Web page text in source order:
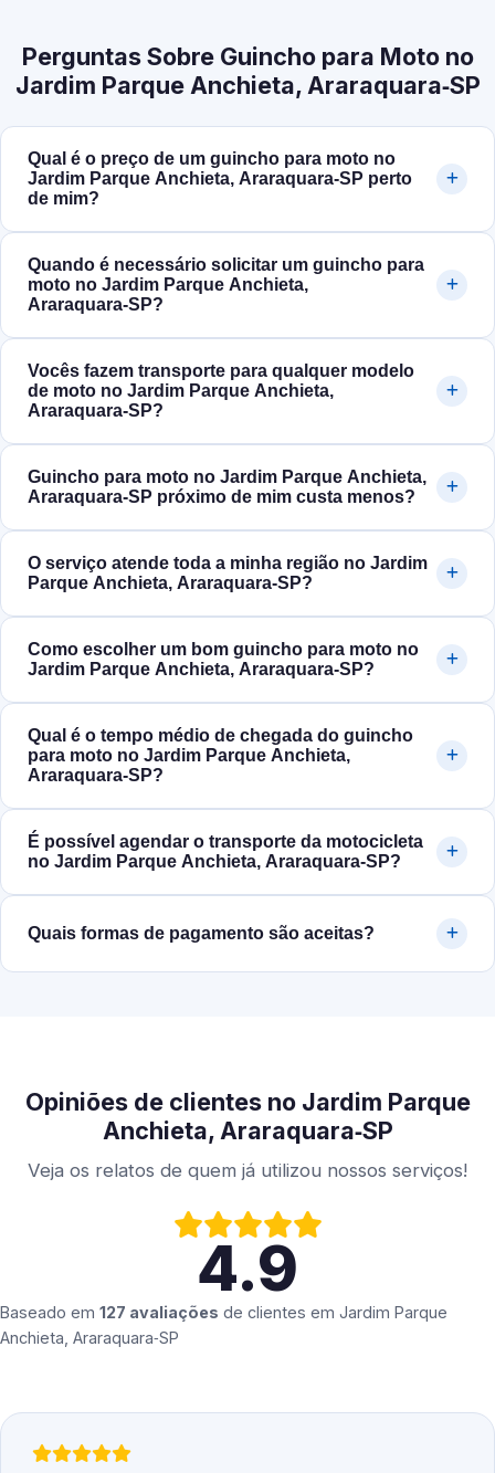
Perguntas Sobre Guincho para Moto no
Jardim Parque Anchieta, Araraquara‑SP
Qual é o preço de um guincho para moto no
Jardim Parque Anchieta, Araraquara‑SP perto
de mim?
Quando é necessário solicitar um guincho para
moto no Jardim Parque Anchieta,
Araraquara‑SP?
Vocês fazem transporte para qualquer modelo
de moto no Jardim Parque Anchieta,
Araraquara‑SP?
Guincho para moto no Jardim Parque Anchieta,
Araraquara‑SP próximo de mim custa menos?
O serviço atende toda a minha região no Jardim
Parque Anchieta, Araraquara‑SP?
Como escolher um bom guincho para moto no
Jardim Parque Anchieta, Araraquara‑SP?
Qual é o tempo médio de chegada do guincho
para moto no Jardim Parque Anchieta,
Araraquara‑SP?
É possível agendar o transporte da motocicleta
no Jardim Parque Anchieta, Araraquara‑SP?
Quais formas de pagamento são aceitas?
Opiniões de clientes no Jardim Parque
Anchieta, Araraquara‑SP
Veja os relatos de quem já utilizou nossos serviços!
4.9
Baseado em 127 avaliações de clientes em Jardim Parque
Anchieta, Araraquara‑SP